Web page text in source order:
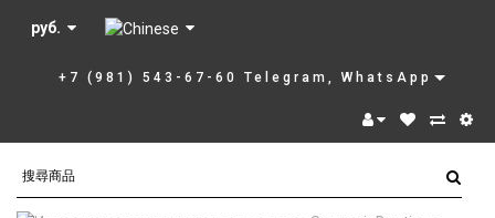
руб.
+7 (981) 543-67-60 Telegram, WhatsApp